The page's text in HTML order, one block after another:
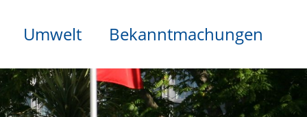
Umwelt Bekanntmachungen